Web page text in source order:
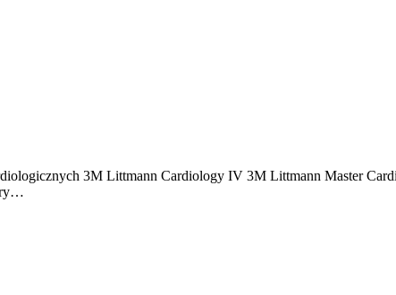
3M Littmann Cardiology IV 3M Littmann Master